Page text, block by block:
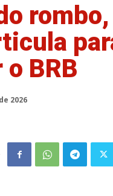
BRB
2026